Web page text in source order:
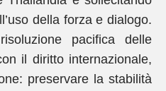
della forza e dialogo.
pacifica delle
il diritto internazionale,
preservare la stabilità